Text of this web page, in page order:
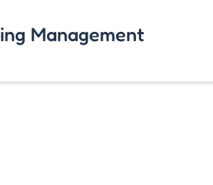
Management